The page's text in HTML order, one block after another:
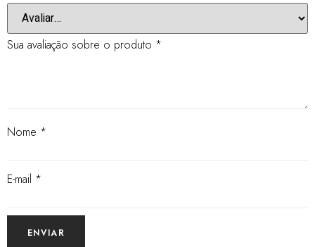
Sua avaliação sobre o produto *
Nome *
E-mail *